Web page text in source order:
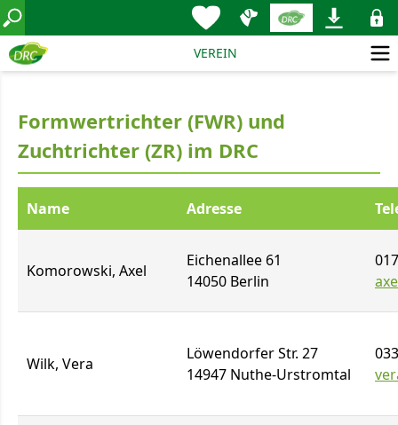
VEREIN
Formwertrichter (FWR) und
Zuchtrichter (ZR) im DRC
Name Adresse
Komorowski, Axel
Eichenallee 61
14050 Berlin
Wilk, Vera
Löwendorfer Str. 27
14947 Nuthe-Urstromtal